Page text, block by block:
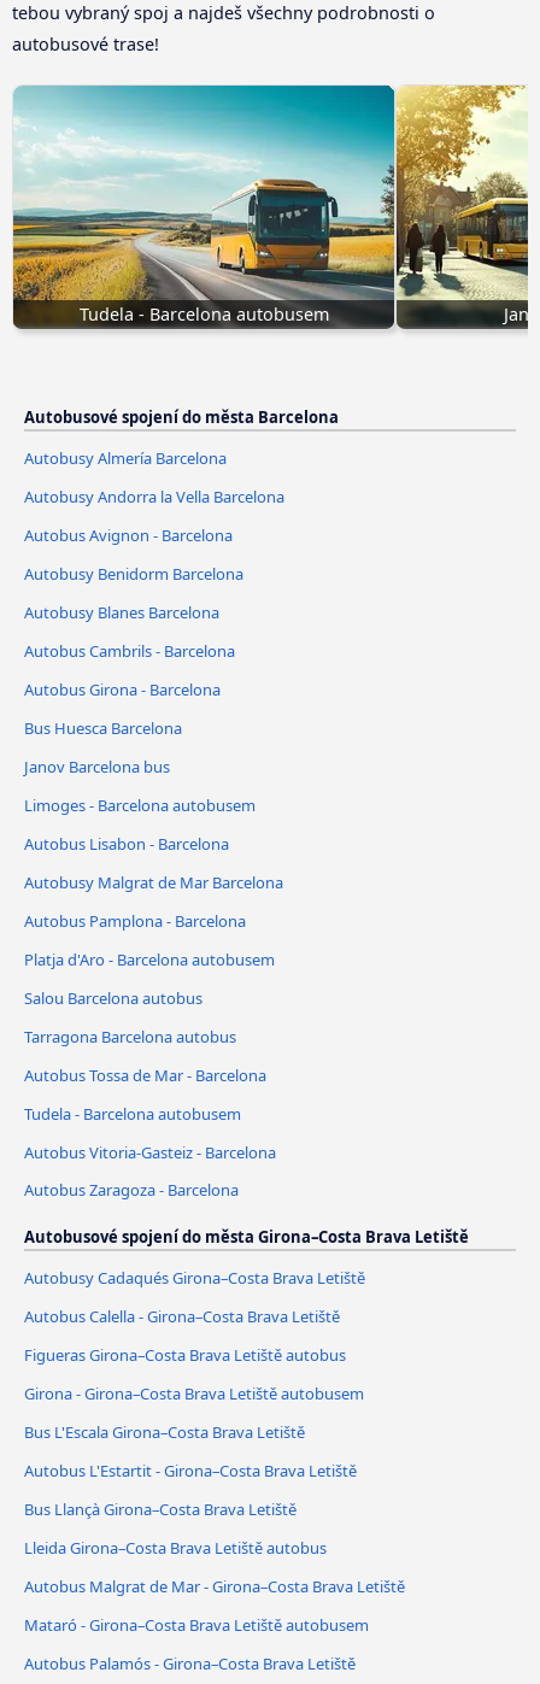
tebou vybraný spoj a najdeš všechny podrobnosti o
autobusové trase!
Tudela - Barcelona autobusem
Autobusové spojení do města Barcelona
Autobusy Almería Barcelona
Autobusy Andorra la Vella Barcelona
Autobus Avignon - Barcelona
Autobusy Benidorm Barcelona
Autobusy Blanes Barcelona
Autobus Cambrils - Barcelona
Autobus Girona - Barcelona
Bus Huesca Barcelona
Janov Barcelona bus
Limoges - Barcelona autobusem
Autobus Lisabon - Barcelona
Autobusy Malgrat de Mar Barcelona
Autobus Pamplona - Barcelona
Platja d'Aro - Barcelona autobusem
Salou Barcelona autobus
Tarragona Barcelona autobus
Autobus Tossa de Mar - Barcelona
Tudela - Barcelona autobusem
Autobus Vitoria-Gasteiz - Barcelona
Autobus Zaragoza - Barcelona
Autobusové spojení do města Girona–Costa Brava Letiště
Autobusy Cadaqués Girona–Costa Brava Letiště
Autobus Calella - Girona–Costa Brava Letiště
Figueras Girona–Costa Brava Letiště autobus
Girona - Girona–Costa Brava Letiště autobusem
Bus L'Escala Girona–Costa Brava Letiště
Autobus L'Estartit - Girona–Costa Brava Letiště
Bus Llançà Girona–Costa Brava Letiště
Lleida Girona–Costa Brava Letiště autobus
Autobus Malgrat de Mar - Girona–Costa Brava Letiště
Mataró - Girona–Costa Brava Letiště autobusem
Autobus Palamós - Girona–Costa Brava Letiště